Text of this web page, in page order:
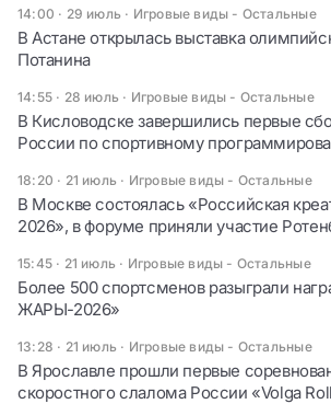
14:00 · 29 июль · Игровые виды - Остальные
В Астане открылась выставка
Потанина
14:55 · 28 июль · Игровые виды - Остальные
В Кисловодске завершились первые
России по спортивному
18:20 · 21 июль · Игровые виды - Остальные
В Москве состоялась «Российская
2026», в форуме приняли участие
15:45 · 21 июль · Игровые виды - Остальные
Более 500 спортсменов разыграли
ЖАРЫ-2026»
13:28 · 21 июль · Игровые виды - Остальные
В Ярославле прошли первые
скоростного слалома России «Volga